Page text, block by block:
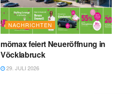
NACHRICHTEN
mömax feiert Neueröffnung in
Vöcklabruck
29. JULI 2026